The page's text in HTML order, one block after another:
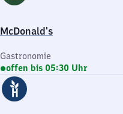
McDonald's
Gastronomie
offen bis 05:30 Uhr